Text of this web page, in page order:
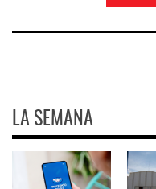
LA SEMANA